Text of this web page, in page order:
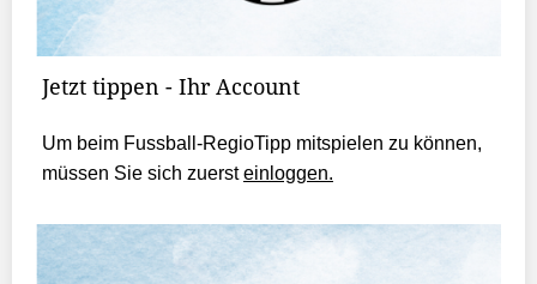
Jetzt tippen - Ihr Account
Um beim Fussball-RegioTipp mitspielen zu können,
müssen Sie sich zuersteinloggen.